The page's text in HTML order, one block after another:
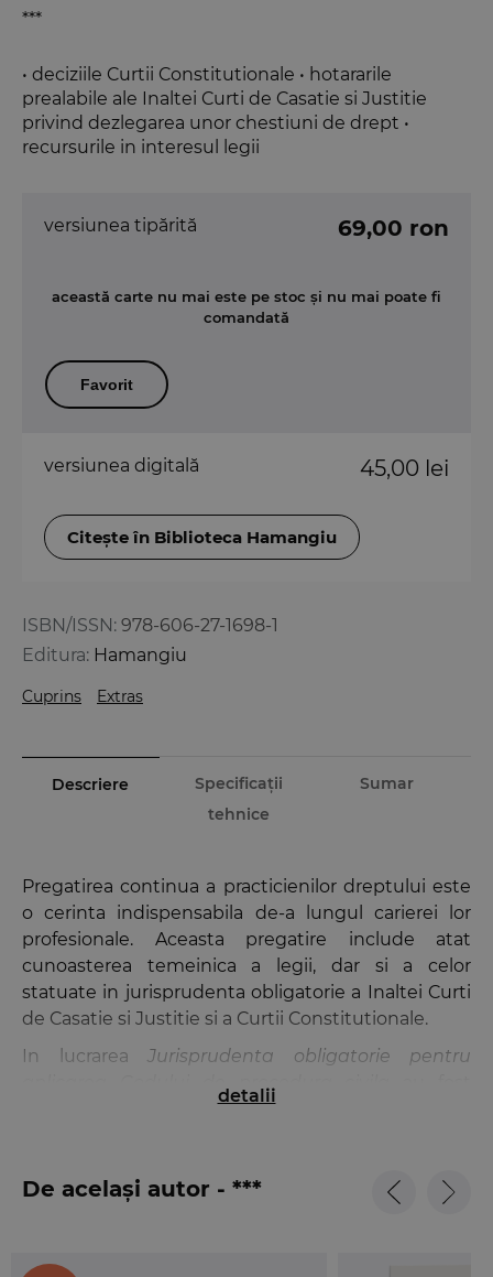
• deciziile Curtii Constitutionale • hotararile
prealabile ale Inaltei Curti de Casatie si Justitie
privind dezlegarea unor chestiuni de drept •
recursurile in interesul legii
***
ISBN/ISSN: 978-606-27-1698-1
Editura: Hamangiu
Cuprins Extras
versiunea tipărită 69,00 ron
această carte nu mai este pe stoc și nu mai poate fi
comandată
Favorit
versiunea digitală 45,00 lei
Citește în Biblioteca Hamangiu
Descriere
Specificații
tehnice
Sumar
Pregatirea continua a practicienilor dreptului este
o cerinta indispensabila de-a lungul carierei lor
profesionale. Aceasta pregatire include atat
cunoasterea temeinica a legii, dar si a celor
statuate in jurisprudenta obligatorie a Inaltei Curti
de Casatie si Justitie si a Curtii Constitutionale.
In lucrarea Jurisprudenta obligatorie pentru
incluse atat deciziile prin care Curtea
deciziile de admitere pronuntate de completurile
chestiuni de drept si recursurile in interesul legii in
detalii
De același autor - ***